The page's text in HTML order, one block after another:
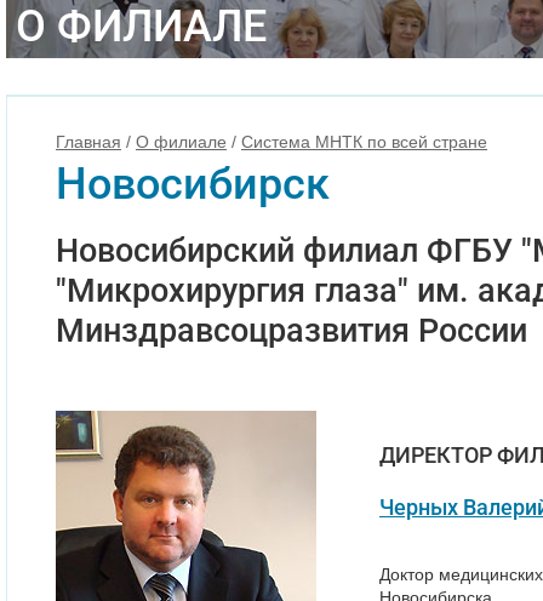
О ФИЛИАЛЕ
Главная / О филиале / Система МНТК по всей стране
Новосибирск
Новосибирский филиал ФГБУ
"Микрохирургия глаза" им.
Минздравсоцразвития России
ДИРЕКТОР
Черных
Доктор